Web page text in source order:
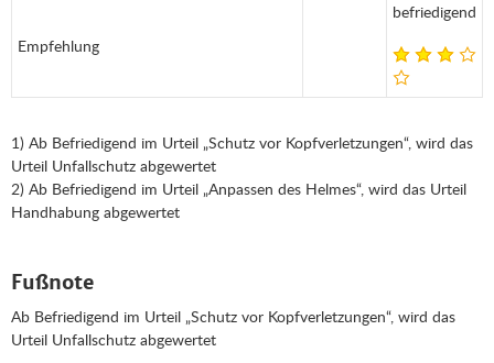
Empfehlung
befriedigend
1) Ab Befriedigend im Urteil „Schutz vor Kopfverletzungen“, wird das
Urteil Unfallschutz abgewertet
2) Ab Befriedigend im Urteil „Anpassen des Helmes“, wird das Urteil
Handhabung abgewertet
Fußnote
Ab Befriedigend im Urteil „Schutz vor Kopfverletzungen“, wird das
Urteil Unfallschutz abgewertet